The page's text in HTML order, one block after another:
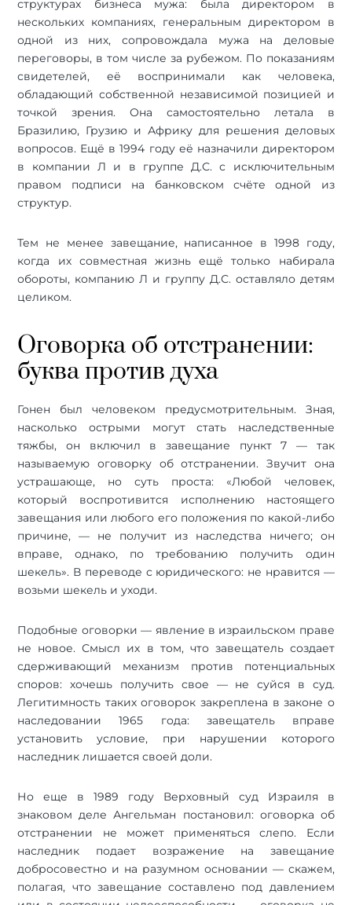
структурах бизнеса мужа: была директором в
нескольких компаниях, генеральным директором в
одной из них, сопровождала мужа на деловые
переговоры, в том числе за рубежом. По показаниям
свидетелей, её воспринимали как человека,
обладающий собственной независимой позицией и
точкой зрения. Она самостоятельно летала в
Бразилию, Грузию и Африку для решения деловых
вопросов. Ещё в 1994 году её назначили директором
в компании Л и в группе Д.С. с исключительным
правом подписи на банковском счёте одной из
структур.
Тем не менее завещание, написанное в 1998 году,
когда их совместная жизнь ещё только набирала
обороты, компанию Л и группу Д.С. оставляло детям
целиком.
Оговорка об отстранении:
буква против духа
Гонен был человеком предусмотрительным. Зная,
насколько острыми могут стать наследственные
тяжбы, он включил в завещание пункт 7 — так
называемую оговорку об отстранении. Звучит она
устрашающе, но суть проста: «Любой человек,
который воспротивится исполнению настоящего
завещания или любого его положения по какой-либо
причине, — не получит из наследства ничего; он
вправе, однако, по требованию получить один
шекель». В переводе с юридического: не нравится —
возьми шекель и уходи.
Подобные оговорки — явление в израильском праве
не новое. Смысл их в том, что завещатель создает
сдерживающий механизм против потенциальных
споров: хочешь получить свое — не суйся в суд.
Легитимность таких оговорок закреплена в законе о
наследовании 1965 года: завещатель вправе
установить условие, при нарушении которого
наследник лишается своей доли.
Но еще в 1989 году Верховный суд Израиля в
знаковом деле Ангельман постановил: оговорка об
отстранении не может применяться слепо. Если
наследник подает возражение на завещание
добросовестно и на разумном основании — скажем,
полагая, что завещание составлено под давлением